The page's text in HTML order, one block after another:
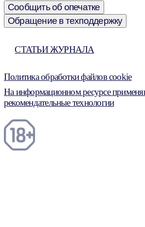
Сообщить об опечатке
Обращение в техподдержку
СТАТЬИ ЖУРНАЛА
Политика обработки файлов cookie
На информационном ресурсе
рекомендательные технологии